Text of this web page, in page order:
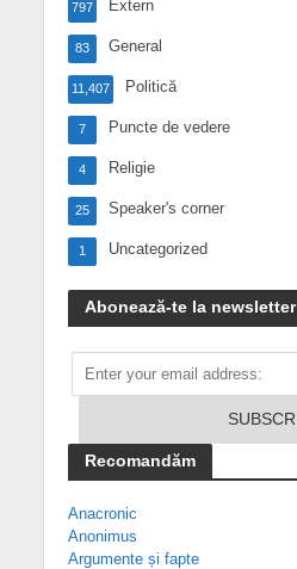
Extern
797
General
83
Politică
11,407
Puncte de vedere
7
Religie
4
Speaker's corner
25
Uncategorized
1
Abonează-te la newsletter
Recomandăm
Anacronic
Anonimus
Argumente și fapte